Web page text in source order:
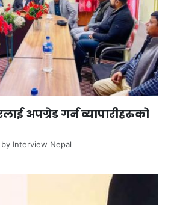
अपग्रेड गर्न व्यापारीहरुको
by Interview Nepal